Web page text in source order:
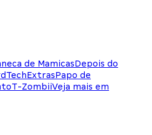
de MamicasDepois do
ExtrasPapo de
T-ZombiiVeja mais em